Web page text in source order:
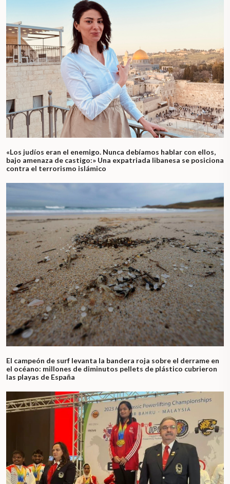
«Los judíos eran el enemigo. Nunca debíamos hablar con ellos,
bajo amenaza de castigo:» Una expatriada libanesa se posiciona
contra el terrorismo islámico
El campeón de surf levanta la bandera roja sobre el derrame en
el océano: millones de diminutos pellets de plástico cubrieron
las playas de España